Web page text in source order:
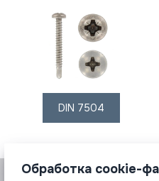
DIN 7504
Обработка cookie-